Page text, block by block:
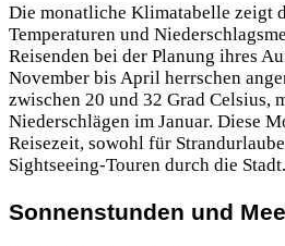
Die monatliche Klimatabelle zeigt
Temperaturen und
Reisenden bei der Planung ihres
November bis April herrschen
zwischen 20 und 32 Grad Celsius,
Niederschlägen im Januar. Diese
Reisezeit, sowohl für
Sightseeing-Touren durch die Stadt.
Sonnenstunden und